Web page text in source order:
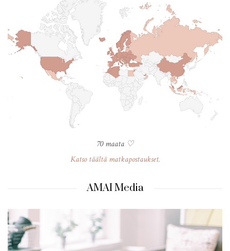
70 maata ♡
Katso täältä matkapostaukset.
AMAI Media